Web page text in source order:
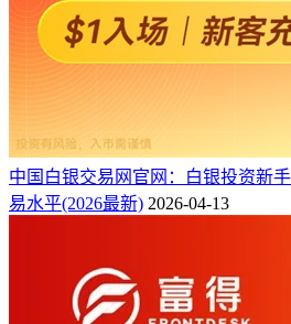
中国白银交易网官网：白银投资新
易水平(2026最新) 2026-04-13